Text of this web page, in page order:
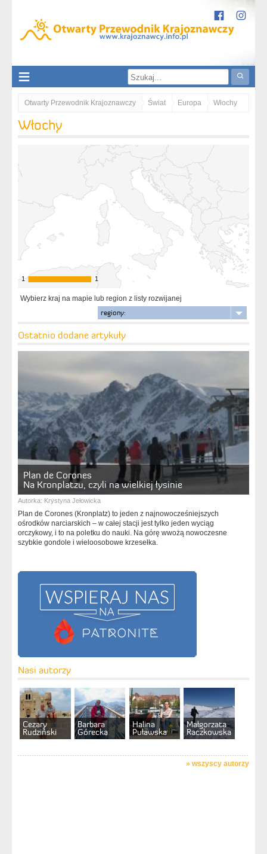
Otwarty Przewodnik Krajoznawczy Świat Europa Włochy
Trydent-Górna Adyga
Włochy
11 11
Wybierz kraj na mapie lub region z listy rozwijanej
regiony:
Ostatnio dodane artykuły
Plan de Corones
Na Kronplatzu, czyli na wielkiej łysinie
Autorka: Krystyna Jełowicka
Plan de Corones (Kronplatz) to jeden z najnowocześniejszych
ośrodków narciarskich – w całej stacji jest tylko jeden wyciąg
orczykowy, i to na poletku do nauki. Na górę wwożą nowoczesne
szybkie gondole i wieloosobowe krzesełka.
Nasi autorzy
Cezary
Rudziński
Barbara
Górecka
Halina
Puławska
Małgorzata
Raczkowska
» wszyscy autorzy